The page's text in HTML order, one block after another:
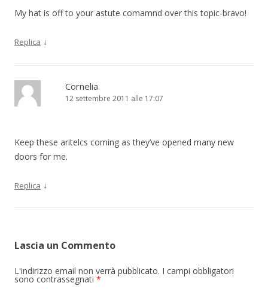
My hat is off to your astute comamnd over this topic-bravo!
Replica ↓
Cornelia
12 settembre 2011 alle 17:07
Keep these aritelcs coming as they’ve opened many new
doors for me.
Replica ↓
Lascia un Commento
L'indirizzo email non verrà pubblicato. I campi obbligatori
sono contrassegnati *